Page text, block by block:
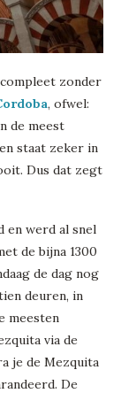
zonder
, ofwel:
de meest
staat zeker in
Dus dat zegt
en werd al snel
de bijna 1300
de dag nog
deuren, in
meesten
via de
je de Mezquita
De